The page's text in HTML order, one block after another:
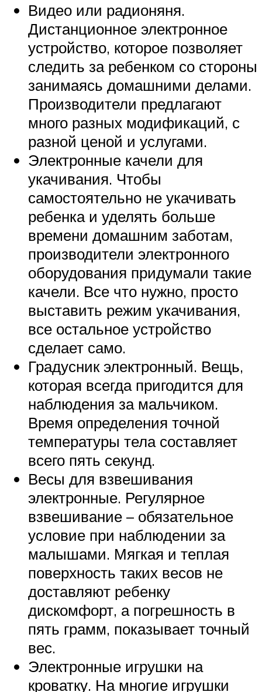
Видео или радионяня.
Дистанционное электронное
устройство, которое позволяет
следить за ребенком со стороны
занимаясь домашними делами.
Производители предлагают
много разных модификаций, с
разной ценой и услугами.
Электронные качели для
укачивания. Чтобы
самостоятельно не укачивать
ребенка и уделять больше
времени домашним заботам,
производители электронного
оборудования придумали такие
качели. Все что нужно, просто
выставить режим укачивания,
все остальное устройство
сделает само.
Градусник электронный. Вещь,
которая всегда пригодится для
наблюдения за мальчиком.
Время определения точной
температуры тела составляет
всего пять секунд.
Весы для взвешивания
электронные. Регулярное
взвешивание – обязательное
условие при наблюдении за
малышами. Мягкая и теплая
поверхность таких весов не
доставляют ребенку
дискомфорт, а погрешность в
пять грамм, показывает точный
вес.
Электронные игрушки на
кроватку. На многие игрушки